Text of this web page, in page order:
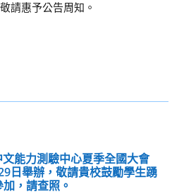
請惠予公告周知。
能力測驗中心夏季全國大會
日舉辦，敬請貴校鼓勵學生踴
，請查照。